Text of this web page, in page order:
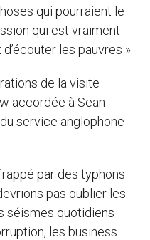
qui pourraient le
qui est vraiment
les pauvres ».
de la visite
accordée à Sean-
service anglophone
par des typhons
pas oublier les
séismes quotidiens
les business